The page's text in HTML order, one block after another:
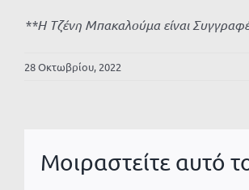
**Η Τζένη Μπακαλούμα είναι
28 Οκτωβρίου, 2022
Μοιραστείτε αυτό